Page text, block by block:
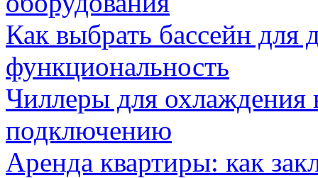
Как выбрать бассейн для
функциональность
Чиллеры для охлаждения
подключению
Аренда квартиры: как